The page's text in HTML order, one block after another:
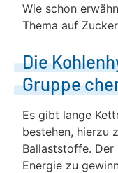
Wie schon
Thema auf
Die
Gruppe
Es gibt lange
bestehen, hierzu
Ballaststoffe. Der
Energie zu